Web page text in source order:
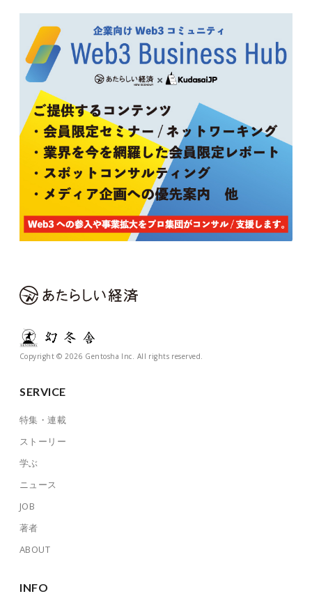
Copyright © 2026 Gentosha Inc. All rights reserved.
SERVICE
特集・連載
ストーリー
学ぶ
ニュース
JOB
著者
ABOUT
INFO